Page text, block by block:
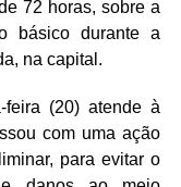
72 horas, sobre a
básico durante a
na capital.
(20) atende à
com uma ação
para evitar o